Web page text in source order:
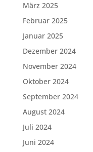
März 2025
Februar 2025
Januar 2025
Dezember 2024
November 2024
Oktober 2024
September 2024
August 2024
Juli 2024
Juni 2024